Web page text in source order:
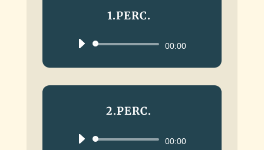
1.PERC.
Reproductor00:00
2.PERC.
Reproductor00:00